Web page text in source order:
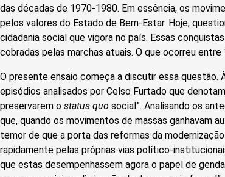
das décadas de 1970-1980. Em essência, os
pelos valores do Estado de Bem-Estar. Hoje,
cidadania social que vigora no país. Essas
cobradas pelas marchas atuais. O que ocorreu entre
O presente ensaio começa a discutir essa questão.
episódios analisados por Celso Furtado que
preservarem o status quo social”. Analisando os
que, quando os movimentos de massas ganhavam
temor de que a porta das reformas da
rapidamente pelas próprias vias político-
que estas desempenhassem agora o papel de